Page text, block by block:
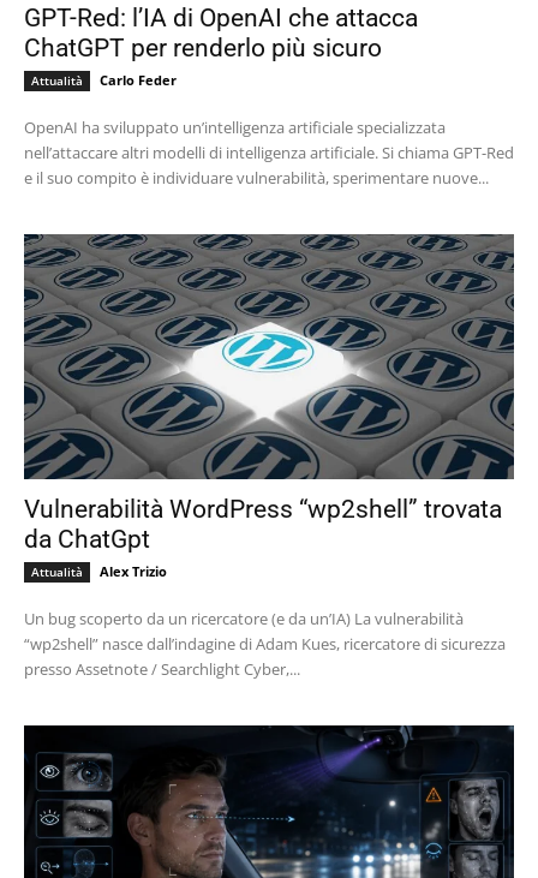
GPT-Red: l’IA di OpenAI che attacca
ChatGPT per renderlo più sicuro
Attualità Carlo Feder
OpenAI ha sviluppato un’intelligenza artificiale specializzata
nell’attaccare altri modelli di intelligenza artificiale. Si chiama GPT-Red
e il suo compito è individuare vulnerabilità, sperimentare nuove...
Vulnerabilità WordPress “wp2shell” trovata
da ChatGpt
Attualità Alex Trizio
Un bug scoperto da un ricercatore (e da un’IA) La vulnerabilità
“wp2shell” nasce dall’indagine di Adam Kues, ricercatore di sicurezza
presso Assetnote / Searchlight Cyber,...